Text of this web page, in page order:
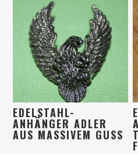
EDELSTAHL-
ANHÄNGER ADLER
AUS MASSIVEM GUSS